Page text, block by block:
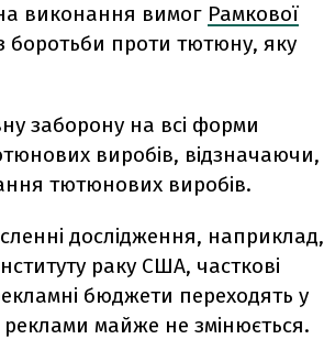
виконання вимог Рамкової
з боротьби проти тютюну, яку
заборону на всі форми
виробів, відзначаючи,
тютюнових виробів.
дослідження, наприклад,
раку США, часткові
бюджети переходять у
майже не змінюється.